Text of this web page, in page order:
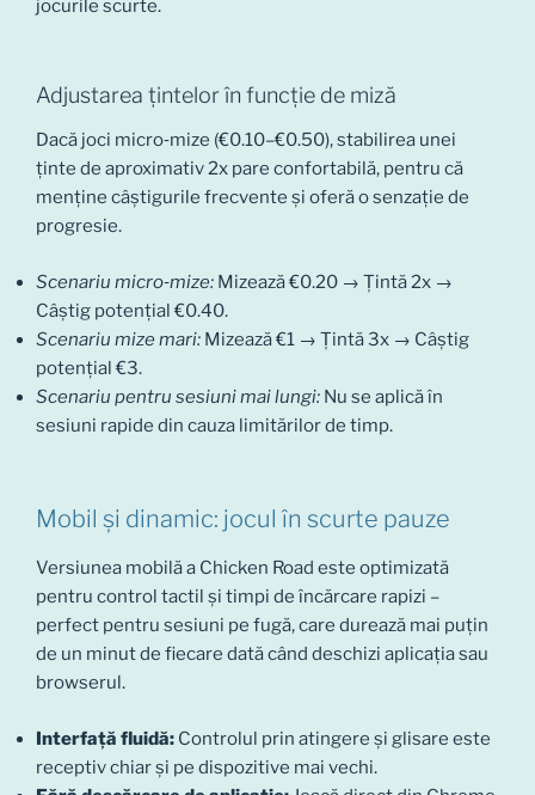
jocurile scurte.
Adjustarea țintelor în funcție de miză
Dacă joci micro‑mize (€0.10–€0.50), stabilirea unei
ținte de aproximativ 2x pare confortabilă, pentru că
menține câștigurile frecvente și oferă o senzație de
progresie.
Scenariu micro‑mize: Mizează €0.20 → Țintă 2x →
Câștig potențial €0.40.
Scenariu mize mari: Mizează €1 → Țintă 3x → Câștig
potențial €3.
Scenariu pentru sesiuni mai lungi: Nu se aplică în
sesiuni rapide din cauza limitărilor de timp.
Mobil și dinamic: jocul în scurte pauze
Versiunea mobilă a Chicken Road este optimizată
pentru control tactil și timpi de încărcare rapizi –
perfect pentru sesiuni pe fugă, care durează mai puțin
de un minut de fiecare dată când deschizi aplicația sau
browserul.
Interfață fluidă: Controlul prin atingere și glisare este
receptiv chiar și pe dispozitive mai vechi.